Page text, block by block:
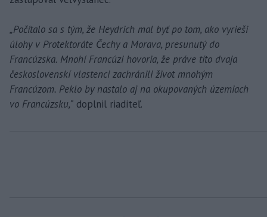
„Počítalo sa s tým, že Heydrich mal byť po tom, ako vyrieši
úlohy v Protektoráte Čechy a Morava, presunutý do
Francúzska. Mnohí Francúzi hovoria, že práve títo dvaja
československí vlastenci zachránili život mnohým
Francúzom. Peklo by nastalo aj na okupovaných územiach
vo Francúzsku,“ doplnil riaditeľ.